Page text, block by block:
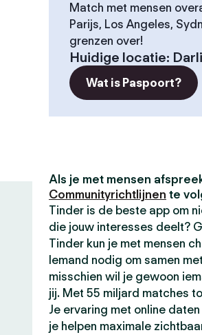
Match met mensen
Parijs, Los Angeles,
grenzen over!
Huidige locatie:
Wat is Paspoort?
Als je met mensen
Communityrichtlijnen te
Tinder is de beste app om
die jouw interesses deelt?
Tinder kun je met mensen
Iemand nodig om samen
misschien wil je gewoon
jij. Met 55 miljard matches
Je ervaring met online
je helpen maximale